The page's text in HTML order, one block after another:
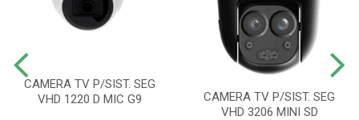
CAMERA TV P/SIST. SEG
VHD 1220 D MIC G9
CAMERA TV P/SIST. SEG
VHD 3206 MINI SD